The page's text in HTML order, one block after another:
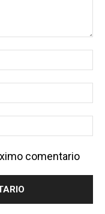
comentario